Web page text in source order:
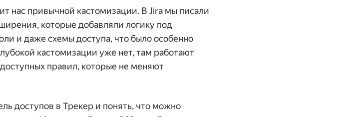
нас привычной кастомизации. В Jira мы писали
которые добавляли логику под
и даже схемы доступа, что было особенно
кастомизации уже нет, там работают
правил, которые не меняют
доступов в Трекер и понять, что можно